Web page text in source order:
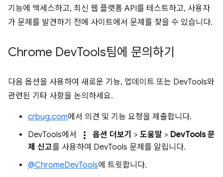
기능에 액세스하고, 최신 웹 플랫폼 API를 테스트하고, 사용자
가 문제를 발견하기 전에 사이트에서 문제를 찾을 수 있습니다.
Chrome DevTools팀에 문의하기
다음 옵션을 사용하여 새로운 기능, 업데이트 또는 DevTools와
관련된 기타 사항을 논의하세요.
crbug.com에서 의견 및 기능 요청을 제출합니다.
DevTools에서
more_vert 옵션 더보기 > 도움말 > DevTools 문
제 신고를 사용하여 DevTools 문제를 알립니다.
@ChromeDevTools에 트윗합니다.